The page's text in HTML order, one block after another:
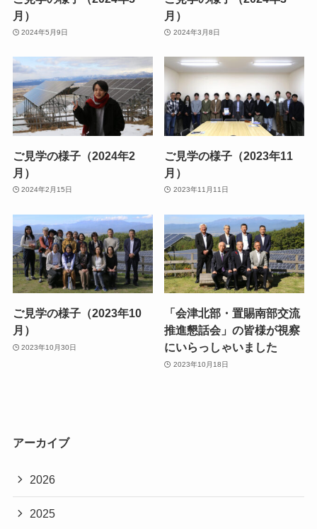
月）
2024年5月9日
月）
2024年3月8日
ご見学の様子（2024年2
月）
2024年2月15日
ご見学の様子（2023年11
月）
2023年11月11日
ご見学の様子（2023年10
月）
2023年10月30日
「会津北部・置賜南部交流
推進懇話会」の皆様が視察
にいらっしゃいました
2023年10月18日
アーカイブ
2026
2025